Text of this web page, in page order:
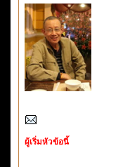
ผู้เริ่มหัวข้อนี้